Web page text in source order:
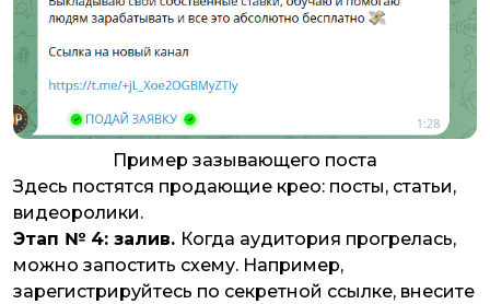
Пример зазывающего поста
Здесь постятся продающие крео: посты, статьи,
видеоролики.
Этап № 4: залив. Когда аудитория прогрелась,
можно запостить схему. Например,
зарегистрируйтесь по секретной ссылке, внесите